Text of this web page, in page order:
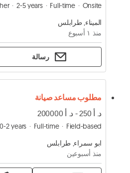
2-5 years Full-time
Onsite
الميناء, طرابلس
منذ ١ أسبوع
رسالة
مطلوب مساعد صيانة
د. أ 250 - د. أ 200000
0-2 years Full-time
Field-based
ابو سمراء, طرابلس
منذ أسبوعين